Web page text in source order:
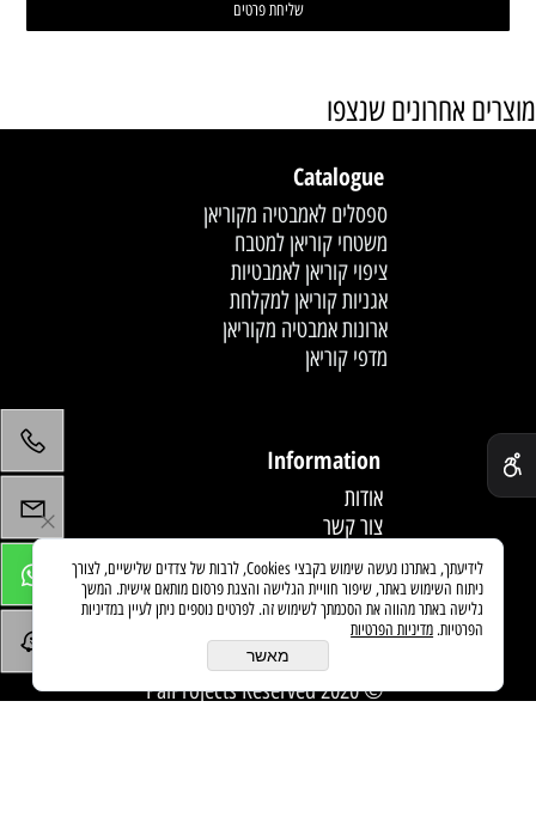
מוצרים אחרונים שנצפו
Catalogue
ספסלים לאמבטיה מקוריאן
משטחי קוריאן למטבח
ציפוי קוריאן לאמבטיות
אגניות קוריאן למקלחת
ארונות אמבטיה מקוריאן
מדפי קוריאן
Information
אודות
צור קשר
מדיניות משלוחים
מאמרים
© 2020 PaiProjects Reserved
לידיעתך, באתרנו נעשה שימוש בקבצי Cookies, לרבות של צדדים שלישיים, לצורך
ניתוח השימוש באתר, שיפור חוויית הגלישה והצגת פרסום מותאם אישית. המשך
גלישה באתר מהווה את הסכמתך לשימוש זה. לפרטים נוספים ניתן לעיין במדיניות
הפרטיות. מדיניות הפרטיות
מאשר